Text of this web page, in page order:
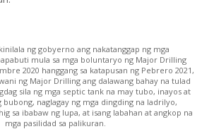
ng gobyerno ang nakatanggap ng mga
mula sa mga boluntaryo ng Major Drilling
2020 hanggang sa katapusan ng Pebrero 2021,
ng Major Drilling ang dalawang bahay na tulad
sila ng mga septic tank na may tubo, inayos at
bubong, naglagay ng mga dingding na ladrilyo,
sa ibabaw ng lupa, at isang labahan at angkop na
mga pasilidad sa palikuran.